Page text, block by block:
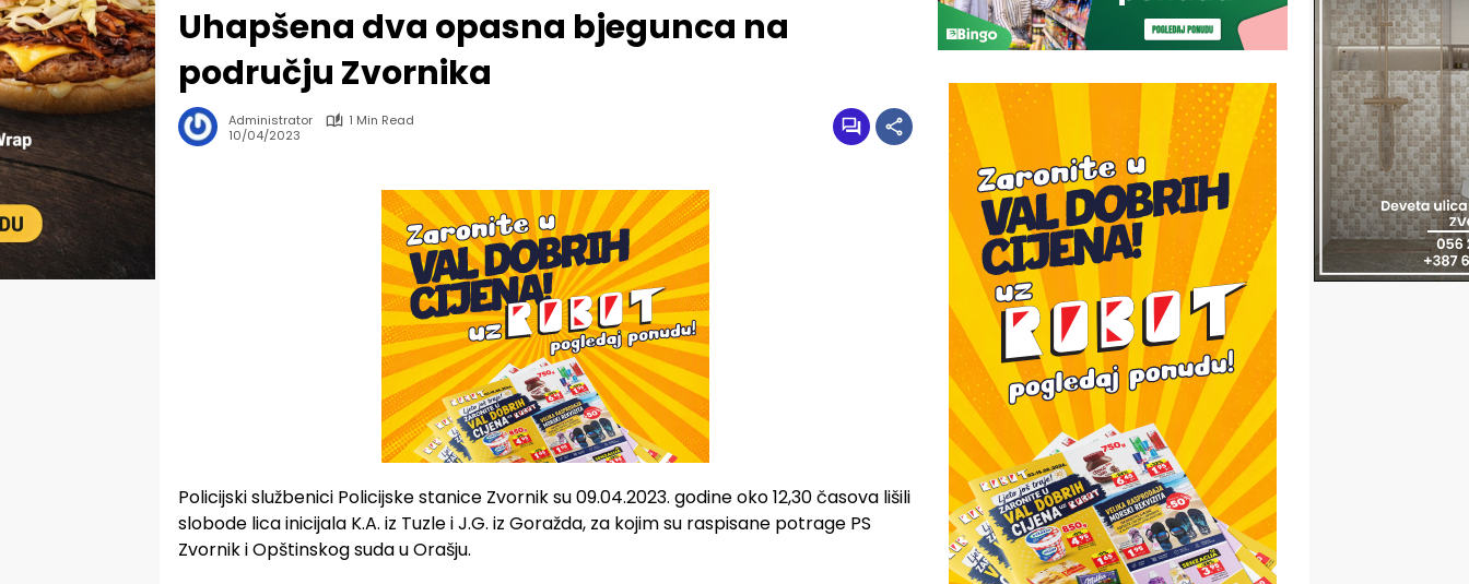
Uhapšena dva opasna bjegunca na
području Zvornika
Administrator
1 Min Read
10/04/2023
Policijski službenici Policijske stanice Zvornik su 09.04.2023. godine oko 12,30 časova lišili
slobode lica inicijala K.A. iz Tuzle i J.G. iz Goražda, za kojim su raspisane potrage PS
Zvornik i Opštinskog suda u Orašju.